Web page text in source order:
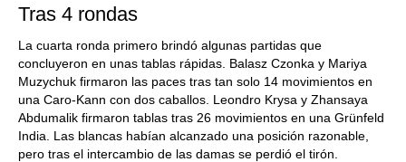
Tras 4 rondas
La cuarta ronda primero brindó algunas partidas que
concluyeron en unas tablas rápidas. Balasz Czonka y Mariya
Muzychuk firmaron las paces tras tan solo 14 movimientos en
una Caro-Kann con dos caballos. Leondro Krysa y Zhansaya
Abdumalik firmaron tablas tras 26 movimientos en una Grünfeld
India. Las blancas habían alcanzado una posición razonable,
pero tras el intercambio de las damas se perdió el tirón.